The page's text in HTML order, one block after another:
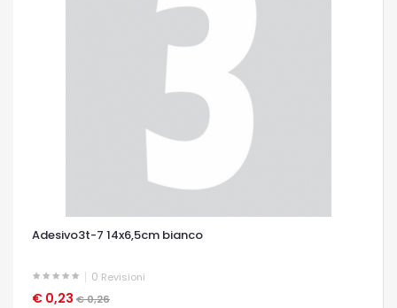
Adesivo3t-7 14x6,5cm bianco
0 Revisioni
€ 0,23 € 0,26
OCCHIATA VELOCE